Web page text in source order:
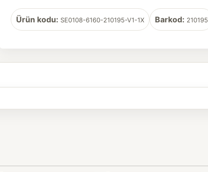
Ürün kodu: SE0108-6160-210195-V1-1X Barkod: 210195